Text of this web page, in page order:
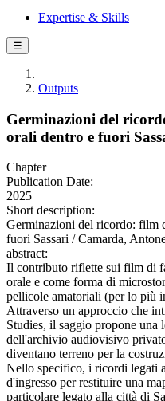
Expertise & Skills
☰
Outputs
Germinazioni del
orali dentro e fuori
Chapter
Publication Date:
2025
Short description:
Germinazioni del ricordo: film
fuori Sassari / Camarda,
abstract:
Il contributo riflette sui film di
orale e come forma di
pellicole amatoriali (per lo più
Attraverso un approccio che
Studies, il saggio propone
dell'archivio audiovisivo
diventano terreno per la
Nello specifico, i ricordi legati
d'ingresso per restituire una
particolare legato alla città di